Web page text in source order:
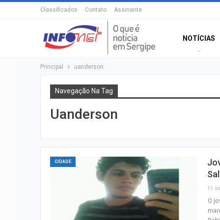
Classificados Contato Assinante
NOTÍCIAS
Principal uanderson
Navegação Na Tag
Uanderson
CIDADE
11
O